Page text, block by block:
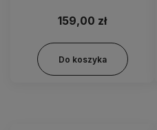
159,00 zł
Do koszyka